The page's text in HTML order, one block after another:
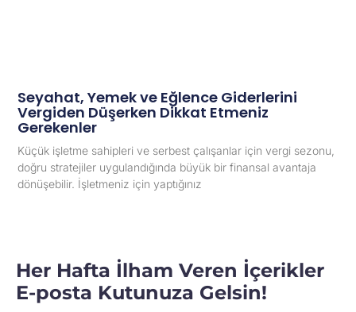
Seyahat, Yemek ve Eğlence Giderlerini
Vergiden Düşerken Dikkat Etmeniz
Gerekenler
Küçük işletme sahipleri ve serbest çalışanlar için vergi sezonu,
doğru stratejiler uygulandığında büyük bir finansal avantaja
dönüşebilir. İşletmeniz için yaptığınız
Her Hafta İlham Veren İçerikler
E-posta Kutunuza Gelsin!